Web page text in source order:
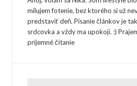
milujem fotenie, bez ktorého si už
predstaviť deň. Písanie článkov je
srdcovka a vždy ma upokojí. :)
príjemné čítanie